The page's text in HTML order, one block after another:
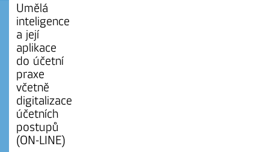
Umělá
inteligence
a její
aplikace
do účetní
praxe
včetně
digitalizace
účetních
postupů
(ON-LINE)